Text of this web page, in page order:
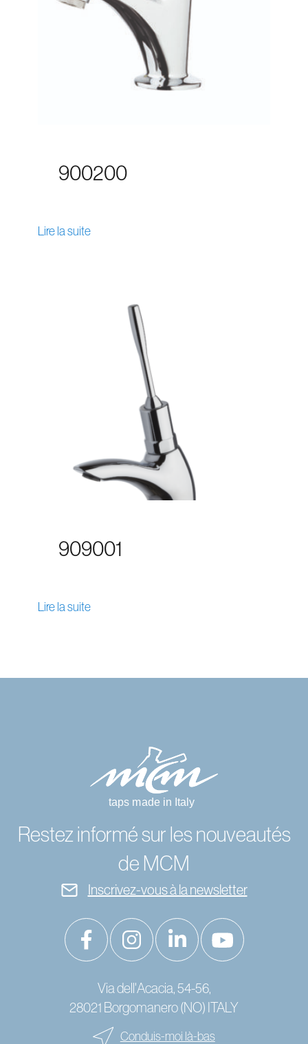
900200
Lire la suite
909001
Lire la suite
Restez informé sur les nouveautés
de MCM
Inscrivez-vous à la newsletter
Via dell'Acacia, 54-56,
28021 Borgomanero (NO) ITALY
Conduis-moi là-bas